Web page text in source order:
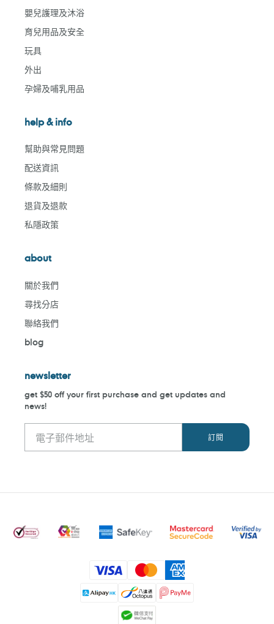
嬰兒護理及沐浴
育兒用品及安全
玩具
外出
孕婦及哺乳用品
help & info
幫助與常見問題
配送資訊
條款及細則
退貨及退款
私隱政策
about
關於我們
尋找分店
聯絡我們
blog
newsletter
get $50 off your first purchase and get updates and
news!
付
款
方
式